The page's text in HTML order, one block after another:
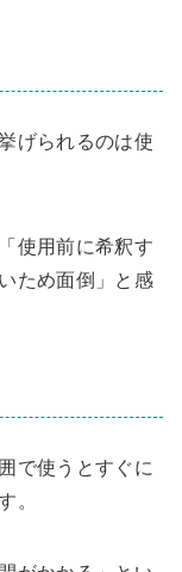
げられるのは使
使用前に希釈す
ため面倒」と感
で使うとすぐに
。